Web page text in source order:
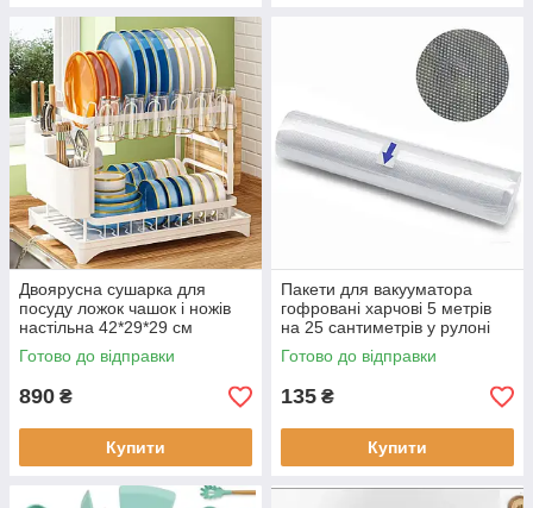
Двоярусна сушарка для
посуду ложок чашок і ножів
настільна 42*29*29 см
металева Біла
Готово до відправки
890 ₴
Купити
Пакети для вакууматора
гофровані харчові 5 метрів
на 25 сантиметрів у рулоні
для вакуумного пакувальника
Готово до відправки
135 ₴
Купити